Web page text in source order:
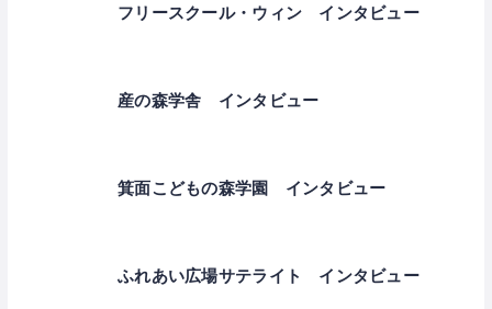
フリースクール・ウィン インタビュー
産の森学舎 インタビュー
箕面こどもの森学園 インタビュー
ふれあい広場サテライト インタビュー